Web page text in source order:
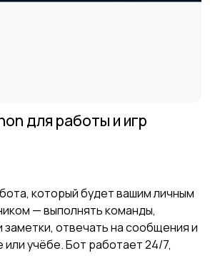
для работы и игр
который будет вашим личным
— выполнять команды,
заметки, отвечать на сообщения и
или учёбе. Бот работает 24/7,